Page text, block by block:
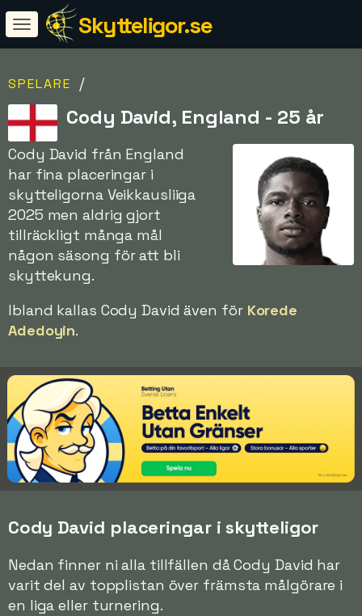
Skytteligor.se
SPELARE /
Cody David, England - 25 år
Cody David från England
har fina placeringar i
skytteligorna Veikkausliiga
2025 men aldrig gjort
tillräckligt många mål
någon säsong för att bli
skyttekung.
Ibland kallas Cody David även för Korede
Adedoyin.
Cody David placeringar i skytteligor
Nedan finner ni alla tillfällen då Cody David har
varit del av topplistan över främsta målgörare i
en liga eller turnering.